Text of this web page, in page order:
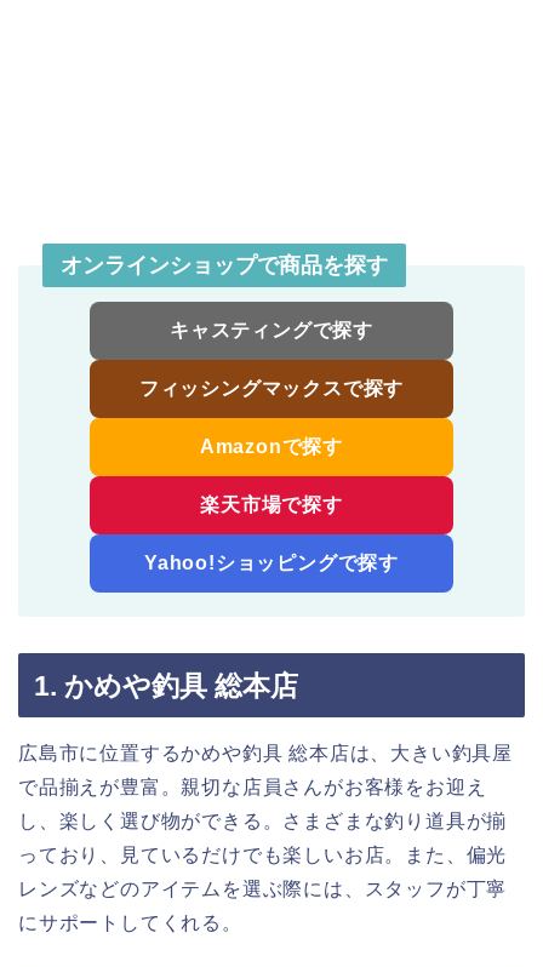
オンラインショップで商品を探す
キャスティングで探す
フィッシングマックスで探す
Amazonで探す
楽天市場で探す
Yahoo!ショッピングで探す
1. かめや釣具 総本店
広島市に位置するかめや釣具 総本店は、大きい釣具屋
で品揃えが豊富。親切な店員さんがお客様をお迎え
し、楽しく選び物ができる。さまざまな釣り道具が揃
っており、見ているだけでも楽しいお店。また、偏光
レンズなどのアイテムを選ぶ際には、スタッフが丁寧
にサポートしてくれる。